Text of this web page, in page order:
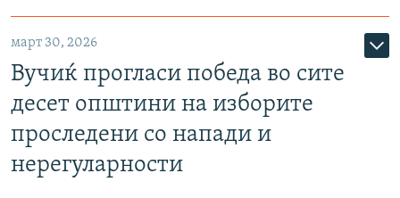
март 30, 2026
Вучиќ прогласи победа во сите
десет општини на изборите
проследени со напади и
нерегуларности